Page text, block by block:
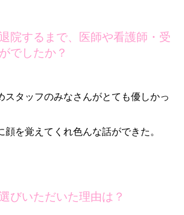
院するまで、医師や看護師・受
でしたか？
スタッフのみなさんがとても優しかっ
顔を覚えてくれ色んな話ができた。
びいただいた理由は？